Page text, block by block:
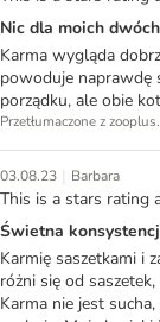
Nic dla moich
Karma wygląda
powoduje naprawdę
porządku, ale obie
Przetłumaczone z
03.08.23 | Barbara
This is a stars rating
Świetna
Karmię saszetkami i
różni się od
Karma nie jest